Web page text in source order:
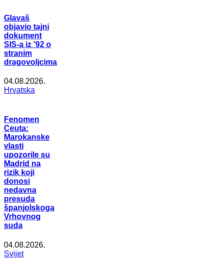
Glavaš
objavio tajni
dokument
SIS-a iz ’92 o
stranim
dragovoljcima
04.08.2026.
Hrvatska
Fenomen
Ceuta:
Marokanske
vlasti
upozorile su
Madrid na
rizik koji
donosi
nedavna
presuda
španjolskoga
Vrhovnog
suda
04.08.2026.
Svijet